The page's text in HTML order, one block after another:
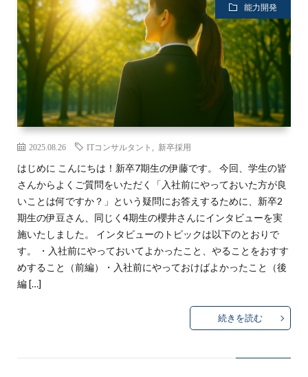
能力開発
2025.08.26 ITコンサルタント 新卒採用
はじめに こんにちは！新卒7期生の伊藤です。 今回、学生の皆
さんからよくご質問をいただく「入社前にやっておいた方が良
いことは何ですか？」という疑問にお答えするために、新卒2
期生の伊豆さん、同じく4期生の櫻井さんにインタビューを実
施いたしました。 インタビューのトピックは以下のとおりで
す。 ・入社前にやっておいてよかったこと、やることをおすす
めすること（前編）・入社前にやっておけばよかったこと（後
編 […]
続きを読む